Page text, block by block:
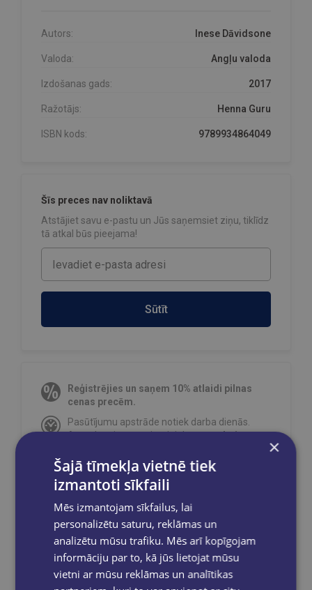
Autors: Inese Dāvidsone
Valoda: Angļu valoda
Izdošanas gads: 2017
Ražotājs: Henna Guru
ISBN kods: 9789934864049
Šīs preces nav noliktavā
Atstājiet savu e-pastu un Jūs saņemsiet ziņu, tiklīdz
tā atkal būs pieejama!
Sūtīt
Reģistrējies un saņem 10% atlaidi pilnas
cenas precēm.
Pasūtījumu apstrāde notiek darba dienās.
Apmaksātie pasūtījumi tiekapstrādāti un
Bezmaksas piegādeuz OMNIVA
pakomātiem Latvijāpasūtījumiem no €40.00.
Bezmaksas piegāde jebkurā GLOBUSS
grāmatnīcā 1-5 darba dienu laikā, kad
pasūtījums būs gatavs saņemšanai, saņemsi
e-pastu un/ vai SMS.
×
Šajā tīmekļa vietnē tiek
izmantoti sīkfaili
Mēs izmantojam sīkfailus, lai
personalizētu saturu, reklāmas un
analizētu mūsu trafiku. Mēs arī kopīgojam
informāciju par to, kā jūs lietojat mūsu
vietni ar mūsu reklāmas un analītikas